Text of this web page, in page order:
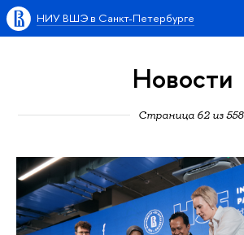
НИУ ВШЭ в Санкт-Петербурге
Новости
Страница 62 из 558